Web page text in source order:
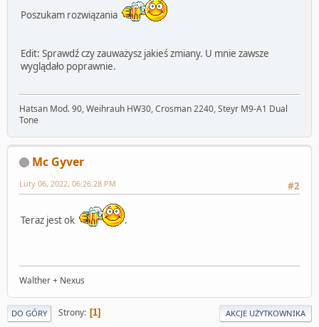
Poszukam rozwiązania
Edit: Sprawdź czy zauważysz jakieś zmiany. U mnie zawsze
wyglądało poprawnie.
Hatsan Mod. 90, Weihrauh HW30, Crosman 2240, Steyr M9-A1 Dual
Tone
Mc Gyver
#2
Luty 06, 2022, 06:26:28 PM
Teraz jest ok .
Walther + Nexus
DO GÓRY Strony 1 AKCJE UŻYTKOWNIKA